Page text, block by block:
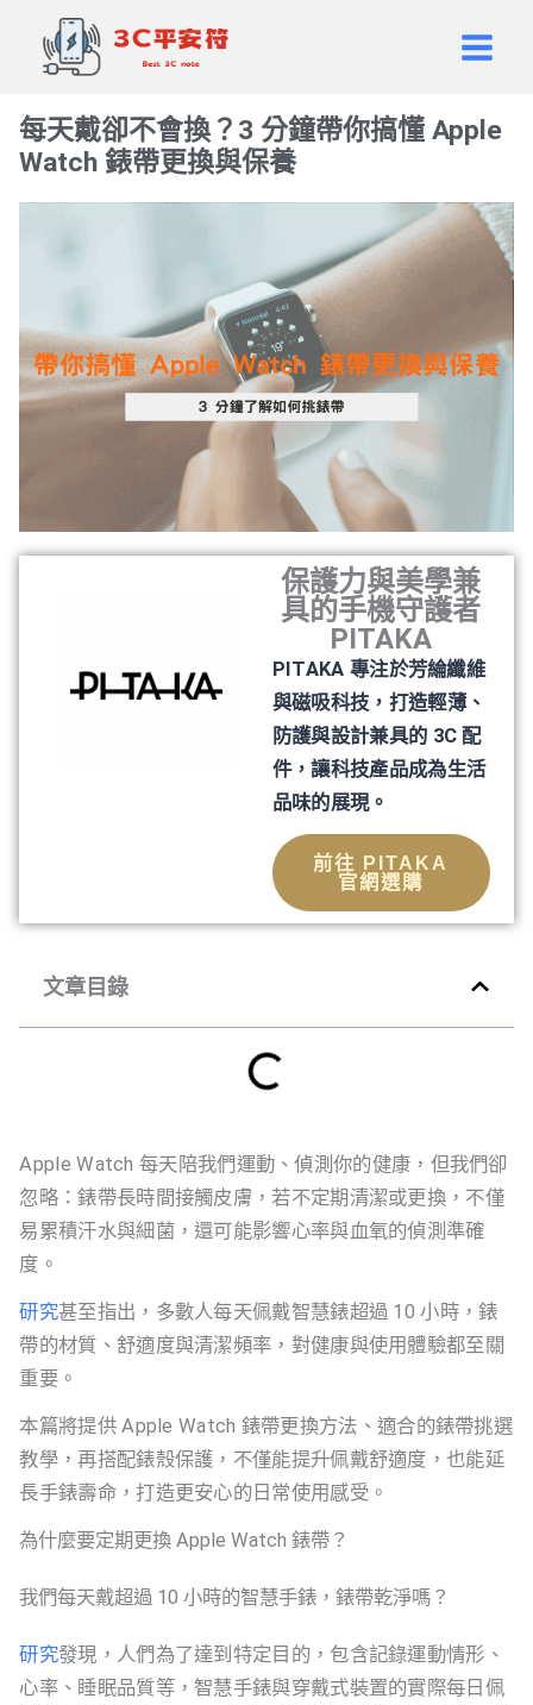
Main
每天戴卻不會換？3 分鐘帶你搞懂 Apple
Watch 錶帶更換與保養
保護力與美學兼
具的手機守護者
PITAKA
PITAKA 專注於芳綸纖維
與磁吸科技，打造輕薄、
防護與設計兼具的 3C 配
件，讓科技產品成為生活
品味的展現。
前往 PITAKA
官網選購
文章目錄
Apple Watch 每天陪我們運動、偵測你的健康，但我們卻
忽略：錶帶長時間接觸皮膚，若不定期清潔或更換，不僅
易累積汗水與細菌，還可能影響心率與血氧的偵測準確
度。
研究甚至指出，多數人每天佩戴智慧錶超過 10 小時，錶
帶的材質、舒適度與清潔頻率，對健康與使用體驗都至關
重要。
本篇將提供 Apple Watch 錶帶更換方法、適合的錶帶挑選
教學，再搭配錶殼保護，不僅能提升佩戴舒適度，也能延
長手錶壽命，打造更安心的日常使用感受。
為什麼要定期更換 Apple Watch 錶帶？
我們每天戴超過 10 小時的智慧手錶，錶帶乾淨嗎？
研究發現，人們為了達到特定目的，包含記錄運動情形、
心率、睡眠品質等，智慧手錶與穿戴式裝置的實際每日佩